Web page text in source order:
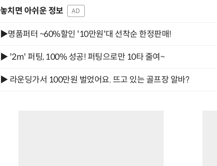
놓치면 아쉬운 정보 AD
▶명품퍼터 ~60%할인 '10만원'대 선착순 한정판매!
▶ '2m' 퍼팅, 100% 성공! 퍼팅으로만 10타 줄여~
▶ 라운딩가서 100만원 벌었어요. 뜨고 있는 골프장 알바?